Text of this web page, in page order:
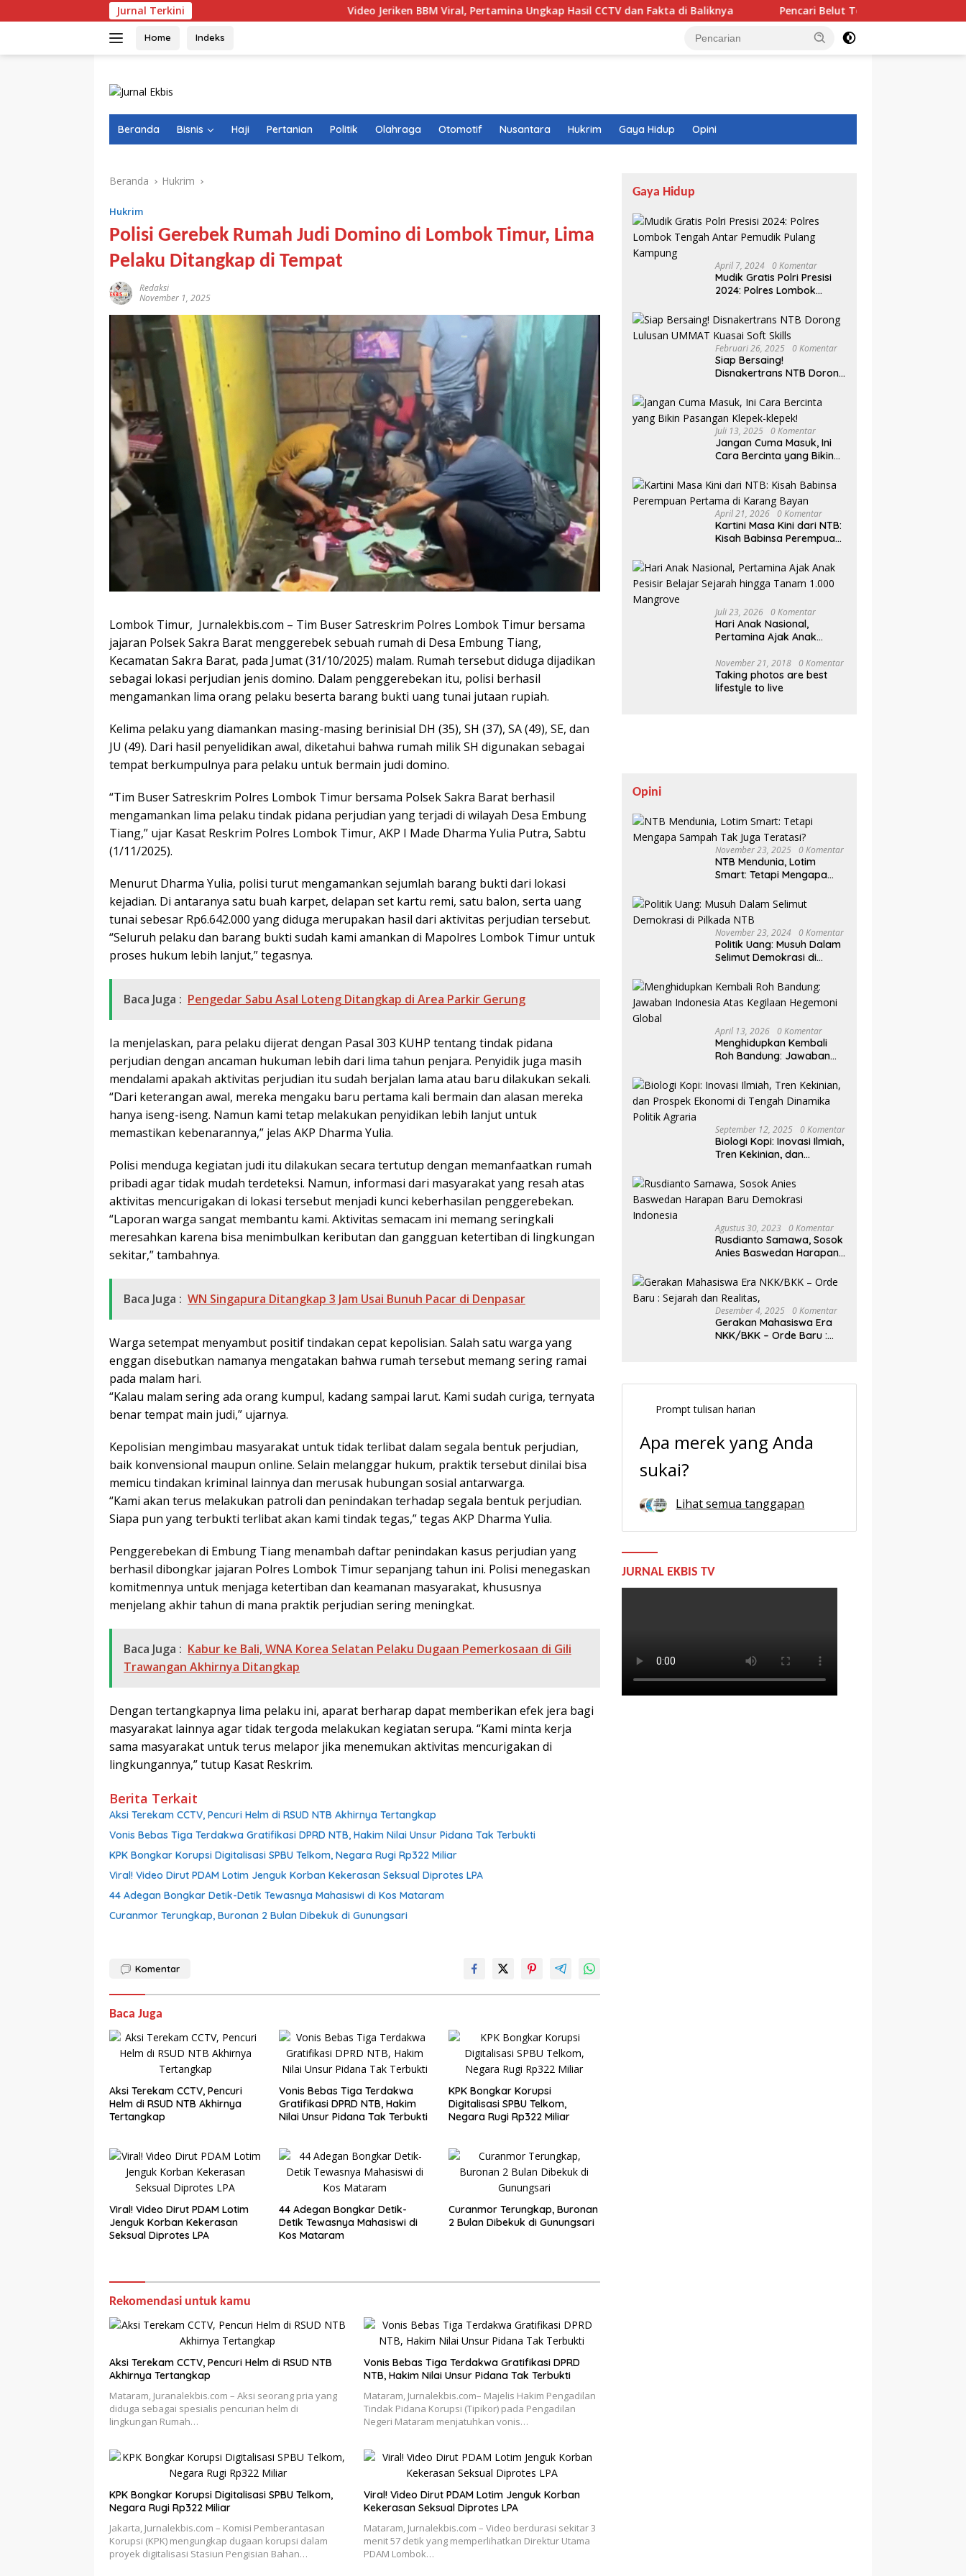
ke
Jurnal Terkini Video Jeriken BBM Viral, Pertamina Ungkap Hasil CCTV dan Fakta di Baliknya Pencari Belut Tewas di Pinggir Sungai, Masih
Home Indeks
Beranda Bisnis Haji Pertanian Politik Olahraga Otomotif Nusantara Hukrim Gaya Hidup Opini
Beranda Hukrim
Hukrim
Polisi Gerebek Rumah Judi Domino di Lombok Timur, Lima
Pelaku Ditangkap di Tempat
Redaksi
November 1, 2025
Lombok Timur, Jurnalekbis.com – Tim Buser Satreskrim Polres Lombok Timur bersama
jajaran Polsek Sakra Barat menggerebek sebuah rumah di Desa Embung Tiang,
Kecamatan Sakra Barat, pada Jumat (31/10/2025) malam. Rumah tersebut diduga dijadikan
sebagai lokasi perjudian jenis domino. Dalam penggerebekan itu, polisi berhasil
mengamankan lima orang pelaku beserta barang bukti uang tunai jutaan rupiah.
Kelima pelaku yang diamankan masing-masing berinisial DH (35), SH (37), SA (49), SE, dan
JU (49). Dari hasil penyelidikan awal, diketahui bahwa rumah milik SH digunakan sebagai
tempat berkumpulnya para pelaku untuk bermain judi domino.
“Tim Buser Satreskrim Polres Lombok Timur bersama Polsek Sakra Barat berhasil
mengamankan lima pelaku tindak pidana perjudian yang terjadi di wilayah Desa Embung
Tiang,” ujar Kasat Reskrim Polres Lombok Timur, AKP I Made Dharma Yulia Putra, Sabtu
(1/11/2025).
Menurut Dharma Yulia, polisi turut mengamankan sejumlah barang bukti dari lokasi
kejadian. Di antaranya satu buah karpet, delapan set kartu remi, satu balon, serta uang
tunai sebesar Rp6.642.000 yang diduga merupakan hasil dari aktivitas perjudian tersebut.
“Seluruh pelaku dan barang bukti sudah kami amankan di Mapolres Lombok Timur untuk
proses hukum lebih lanjut,” tegasnya.
Baca Juga : Pengedar Sabu Asal Loteng Ditangkap di Area Parkir Gerung
Ia menjelaskan, para pelaku dijerat dengan Pasal 303 KUHP tentang tindak pidana
perjudian dengan ancaman hukuman lebih dari lima tahun penjara. Penyidik juga masih
mendalami apakah aktivitas perjudian itu sudah berjalan lama atau baru dilakukan sekali.
“Dari keterangan awal, mereka mengaku baru pertama kali bermain dan alasan mereka
hanya iseng-iseng. Namun kami tetap melakukan penyidikan lebih lanjut untuk
memastikan kebenarannya,” jelas AKP Dharma Yulia.
Polisi menduga kegiatan judi itu dilakukan secara tertutup dengan memanfaatkan rumah
pribadi agar tidak mudah terdeteksi. Namun, informasi dari masyarakat yang resah atas
aktivitas mencurigakan di lokasi tersebut menjadi kunci keberhasilan penggerebekan.
“Laporan warga sangat membantu kami. Aktivitas semacam ini memang seringkali
meresahkan karena bisa menimbulkan keributan dan gangguan ketertiban di lingkungan
sekitar,” tambahnya.
Baca Juga : WN Singapura Ditangkap 3 Jam Usai Bunuh Pacar di Denpasar
Warga setempat menyambut positif tindakan cepat kepolisian. Salah satu warga yang
enggan disebutkan namanya mengatakan bahwa rumah tersebut memang sering ramai
pada malam hari.
“Kalau malam sering ada orang kumpul, kadang sampai larut. Kami sudah curiga, ternyata
benar tempat main judi,” ujarnya.
Kepolisian mengimbau masyarakat untuk tidak terlibat dalam segala bentuk perjudian,
baik konvensional maupun online. Selain melanggar hukum, praktik tersebut dinilai bisa
memicu tindakan kriminal lainnya dan merusak hubungan sosial antarwarga.
“Kami akan terus melakukan patroli dan penindakan terhadap segala bentuk perjudian.
Siapa pun yang terbukti terlibat akan kami tindak tegas,” tegas AKP Dharma Yulia.
Penggerebekan di Embung Tiang menambah daftar penindakan kasus perjudian yang
berhasil dibongkar jajaran Polres Lombok Timur sepanjang tahun ini. Polisi menegaskan
komitmennya untuk menjaga ketertiban dan keamanan masyarakat, khususnya
menjelang akhir tahun di mana praktik perjudian sering meningkat.
Baca Juga : Kabur ke Bali, WNA Korea Selatan Pelaku Dugaan Pemerkosaan di Gili
Trawangan Akhirnya Ditangkap
Dengan tertangkapnya lima pelaku ini, aparat berharap dapat memberikan efek jera bagi
masyarakat lainnya agar tidak tergoda melakukan kegiatan serupa. “Kami minta kerja
sama masyarakat untuk terus melapor jika menemukan aktivitas mencurigakan di
lingkungannya,” tutup Kasat Reskrim.
Berita Terkait
Aksi Terekam CCTV, Pencuri Helm di RSUD NTB Akhirnya Tertangkap
Vonis Bebas Tiga Terdakwa Gratifikasi DPRD NTB, Hakim Nilai Unsur Pidana Tak Terbukti
KPK Bongkar Korupsi Digitalisasi SPBU Telkom, Negara Rugi Rp322 Miliar
Viral! Video Dirut PDAM Lotim Jenguk Korban Kekerasan Seksual Diprotes LPA
44 Adegan Bongkar Detik-Detik Tewasnya Mahasiswi di Kos Mataram
Curanmor Terungkap, Buronan 2 Bulan Dibekuk di Gunungsari
Komentar
Baca Juga
Aksi Terekam CCTV, Pencuri
Helm di RSUD NTB Akhirnya
Tertangkap
Vonis Bebas Tiga Terdakwa
Gratifikasi DPRD NTB, Hakim
Nilai Unsur Pidana Tak Terbukti
KPK Bongkar Korupsi
Digitalisasi SPBU Telkom,
Negara Rugi Rp322 Miliar
Viral! Video Dirut PDAM Lotim
Jenguk Korban Kekerasan
Seksual Diprotes LPA
44 Adegan Bongkar Detik-
Detik Tewasnya Mahasiswi di
Kos Mataram
Curanmor Terungkap, Buronan
2 Bulan Dibekuk di Gunungsari
Rekomendasi untuk kamu
Aksi Terekam CCTV, Pencuri Helm di RSUD NTB
Akhirnya Tertangkap
Mataram, Juranalekbis.com – Aksi seorang pria yang
diduga sebagai spesialis pencurian helm di
lingkungan Rumah…
Vonis Bebas Tiga Terdakwa Gratifikasi DPRD
NTB, Hakim Nilai Unsur Pidana Tak Terbukti
Mataram, Jurnalekbis.com– Majelis Hakim Pengadilan
Tindak Pidana Korupsi (Tipikor) pada Pengadilan
Negeri Mataram menjatuhkan vonis…
KPK Bongkar Korupsi Digitalisasi SPBU Telkom,
Negara Rugi Rp322 Miliar
Jakarta, Jurnalekbis.com – Komisi Pemberantasan
Korupsi (KPK) mengungkap dugaan korupsi dalam
proyek digitalisasi Stasiun Pengisian Bahan…
Viral! Video Dirut PDAM Lotim Jenguk Korban
Kekerasan Seksual Diprotes LPA
Mataram, Jurnalekbis.com – Video berdurasi sekitar 3
menit 57 detik yang memperlihatkan Direktur Utama
PDAM Lombok…
Gaya Hidup
April 7, 2024 0 Komentar
Mudik Gratis Polri Presisi
2024: Polres Lombok
Pulang Kampung
Februari 26, 2025 0 Komentar
Siap Bersaing!
Disnakertrans NTB Dorong
Soft Skills
Juli 13, 2025 0 Komentar
Jangan Cuma Masuk, Ini
Cara Bercinta yang Bikin
April 21, 2026 0 Komentar
Kartini Masa Kini dari NTB:
Kisah Babinsa Perempuan
Juli 23, 2026 0 Komentar
Hari Anak Nasional,
Pertamina Ajak Anak
hingga Tanam 1.000
Mangrove
November 21, 2018 0 Komentar
Taking photos are best
lifestyle to live
Opini
November 23, 2025 0 Komentar
NTB Mendunia, Lotim
Smart: Tetapi Mengapa
Teratasi?
November 23, 2024 0 Komentar
Politik Uang: Musuh Dalam
Selimut Demokrasi di
April 13, 2026 0 Komentar
Menghidupkan Kembali
Roh Bandung: Jawaban
Hegemoni Global
September 12, 2025 0 Komentar
Biologi Kopi: Inovasi Ilmiah,
Tren Kekinian, dan
Tengah Dinamika Politik
Agraria
Agustus 30, 2023 0 Komentar
Rusdianto Samawa, Sosok
Anies Baswedan Harapan
Desember 4, 2025 0 Komentar
Gerakan Mahasiswa Era
NKK/BKK – Orde Baru :
Prompt tulisan harian
Apa merek yang Anda
sukai?
Lihat semua tanggapan
JURNAL EKBIS TV